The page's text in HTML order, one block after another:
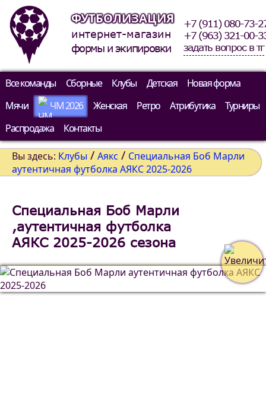
ФУТБОЛИЗАЦИЯ
интернет-магазин
формы и экипировки
+7 (911) 080-73-
+7 (963) 321-00-
задать вопрос в тг
Все команды Сборные Клубы Детская
Новая форма
Мячи
ЧМ 2026 Женская Ретро Атрибутика
Турниры
Распродажа
Контакты
Вы здесь: Клубы / Аякс / Специальная Боб Марли
аутентичная футболка АЯКС 2025-2026
Специальная Боб Марли
,аутентичная футболка
АЯКС 2025-2026 сезона